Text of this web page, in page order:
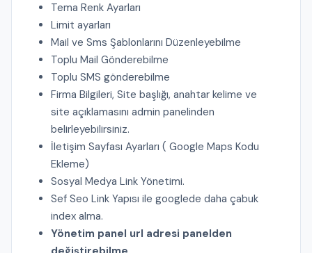
Tema Renk Ayarları
Limit ayarları
Mail ve Sms Şablonlarını Düzenleyebilme
Toplu Mail Gönderebilme
Toplu SMS gönderebilme
Firma Bilgileri, Site başlığı, anahtar kelime ve
site açıklamasını admin panelinden
belirleyebilirsiniz.
İletişim Sayfası Ayarları ( Google Maps Kodu
Ekleme)
Sosyal Medya Link Yönetimi.
Sef Seo Link Yapısı ile googlede daha çabuk
index alma.
Yönetim panel url adresi panelden